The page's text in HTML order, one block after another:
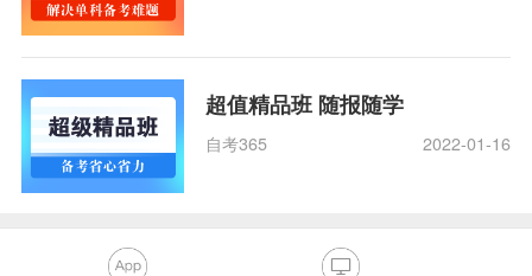
超值精品班 随报随学
自考365 2022-01-16